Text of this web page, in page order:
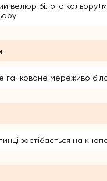
велюр білого
гачковане мереживо
застібається на